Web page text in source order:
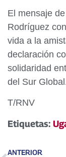
El mensaje
Rodríguez
vida a la
declaración
solidaridad
del Sur
T/RNV
Etiquetas:
ANTERIOR